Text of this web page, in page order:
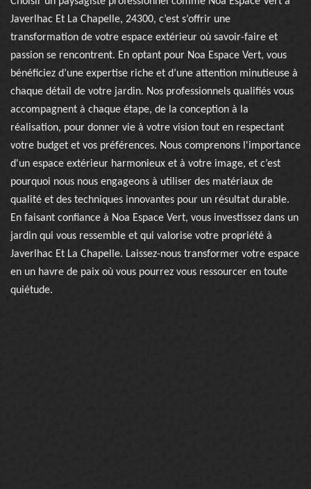
Javerlhac Et La Chapelle, 24300, c’est s’offrir une
transformation de votre espace extérieur où savoir-faire et
passion se rencontrent. En optant pour Noa Espace Vert, vous
bénéficiez d’une expertise riche et d’une attention minutieuse à
chaque détail de votre jardin. Nos professionnels qualifiés vous
accompagnent à chaque étape, de la conception à la
réalisation, pour donner vie à votre vision tout en respectant
votre budget et vos préférences. Nous comprenons l'importance
d'un espace extérieur harmonieux et à votre image, et c’est
pourquoi nous nous engageons à utiliser des matériaux de
qualité et des techniques innovantes pour un résultat durable.
En faisant confiance à Noa Espace Vert, vous investissez dans un
jardin qui vous ressemble et qui valorise votre propriété à
Javerlhac Et La Chapelle. Laissez-nous transformer votre espace
en un havre de paix où vous pourrez vous ressourcer en toute
quiétude.